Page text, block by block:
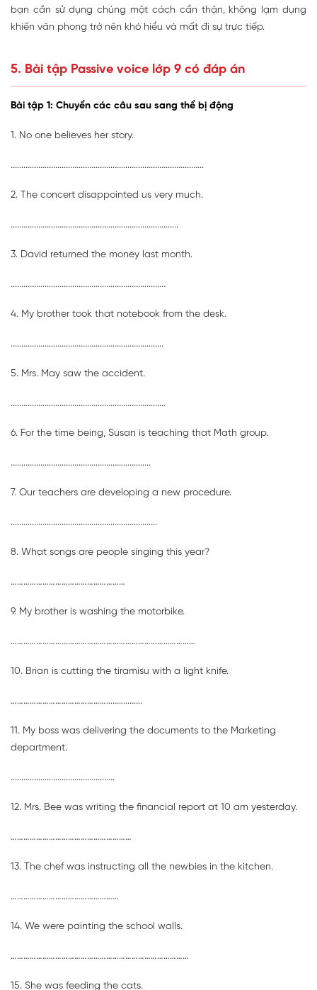
bạn cần sử dụng chúng một cách cẩn thận, không lạm dụng
khiến văn phong trở nên khó hiểu và mất đi sự trực tiếp.
5. Bài tập Passive voice lớp 9 có đáp án
Bài tập 1: Chuyển các câu sau sang thể bị động
1. No one believes her story.
...........................................................................................
2. The concert disappointed us very much.
...............................................................................
3. David returned the money last month.
.........................................................................
4. My brother took that notebook from the desk.
........................................................................
5. Mrs. May saw the accident.
.........................................................................
6. For the time being, Susan is teaching that Math group.
..................................................................
7. Our teachers are developing a new procedure.
.....................................................................
8. What songs are people singing this year?
………………………………………………
9. My brother is washing the motorbike.
……………………………………………………………………………
10. Brian is cutting the tiramisu with a light knife.
……………………………………….................
11. My boss was delivering the documents to the Marketing
department.
.................................................
12. Mrs. Bee was writing the financial report at 10 am yesterday.
…………………………………………………
13. The chef was instructing all the newbies in the kitchen.
……………………………………………
14. We were painting the school walls.
…………………………………………………………………………
15. She was feeding the cats.